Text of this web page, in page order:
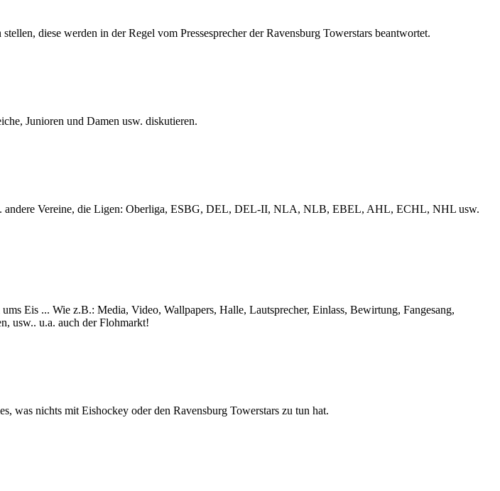
diese werden in der Regel vom Pressesprecher der Ravensburg Towerstars beantwortet.
Junioren und Damen usw. diskutieren.
andere Vereine, die Ligen: Oberliga, ESBG, DEL, DEL-II, NLA, NLB, EBEL, AHL, ECHL, NHL usw.
Eis ... Wie z.B.: Media, Video, Wallpapers, Halle, Lautsprecher, Einlass, Bewirtung, Fangesang,
usw.. u.a. auch der Flohmarkt!
was nichts mit Eishockey oder den Ravensburg Towerstars zu tun hat.